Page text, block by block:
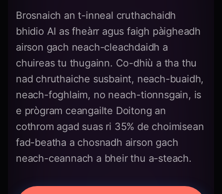
Brosnaich an t-inneal cruthachaidh
bhidio AI as fheàrr agus faigh pàigheadh
airson gach neach-cleachdaidh a
chuireas tu thugainn. Co-dhiù a tha thu
nad chruthaiche susbaint, neach-buaidh,
neach-foghlaim, no neach-tionnsgain, is
e prògram ceangailte Doitong an
cothrom agad suas ri 35% de choimisean
fad-beatha a chosnadh airson gach
neach-ceannach a bheir thu a-steach.